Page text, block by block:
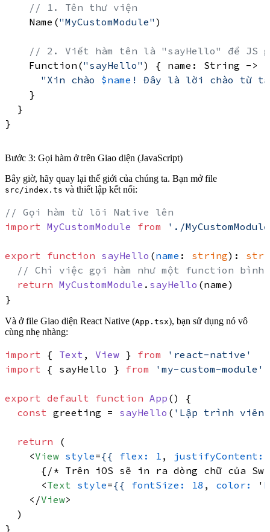
// 1. Tên thư viện
    Name(
"MyCustomModule" )
// 2. Viết hàm tên là "sayHello" để JS
    Function(
"sayHello" ) { name: String ->
"Xin chào $name ! Đây là lời chào từ
    }
  }
}
Bước 3: Gọi hàm ở trên Giao diện (JavaScript)
Bây giờ, hãy quay lại thế giới của chúng ta. Bạn mở file
src/index.ts và thiết lập kết nối:
// Gọi hàm từ lõi Native lên
import MyCustomModule from './
export function sayHello (name : string):
// Chỉ việc gọi hàm như một function bình
return MyCustomModule . sayHello (name)
Và ở file Giao diện React Native (App.tsx), bạn sử dụng nó vô
cùng nhẹ nhàng:
import { Text , View } from
'react-native'
import { sayHello } from 'my-custom-module'
export default function App () {
const greeting = sayHello ( 'Lập trình viên'
return (
<View style={{ flex: 1 , justifyContent:
{/* Trên iOS sẽ in ra dòng chữ của
<Text style={{ fontSize: 18 , color: '
</View>
  )